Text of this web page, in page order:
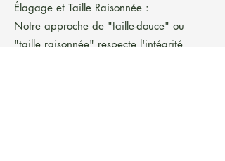
Élagage et Taille Raisonnée :
Notre approche de "taille-douce" ou
"taille raisonnée" respecte l'intégrité